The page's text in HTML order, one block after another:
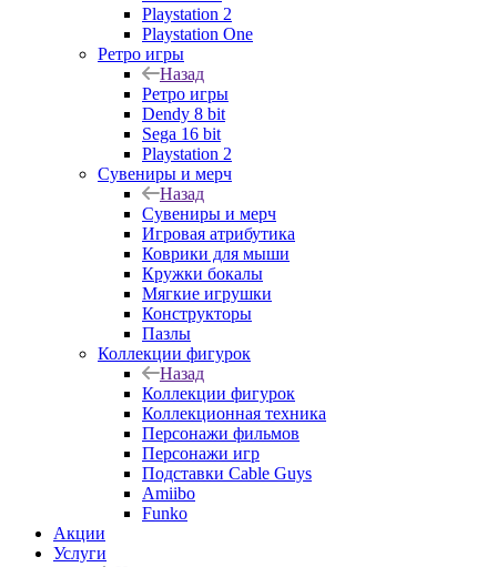
Playstation 2
Playstation One
Ретро игры
Назад
Ретро игры
Dendy 8 bit
Sega 16 bit
Playstation 2
Сувениры и мерч
Назад
Сувениры и мерч
Игровая атрибутика
Коврики для мыши
Кружки бокалы
Мягкие игрушки
Конструкторы
Пазлы
Коллекции фигурок
Назад
Коллекции фигурок
Коллекционная техника
Персонажи фильмов
Персонажи игр
Подставки Cable Guys
Amiibo
Funko
Акции
Услуги